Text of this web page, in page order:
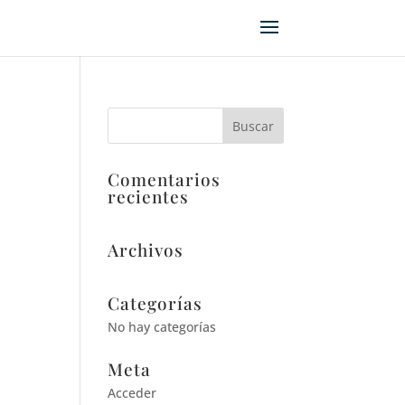
Comentarios
recientes
Archivos
Categorías
No hay categorías
Meta
Acceder